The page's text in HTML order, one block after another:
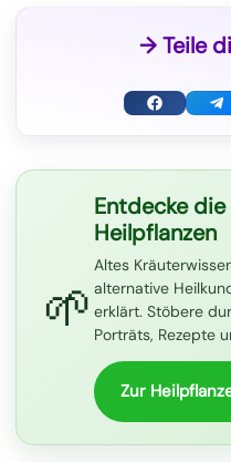
→ Teile
F
e
b
o
o
T
g
a
🌱
Entdecke
Heilpflanzen
Altes
alternative
erklärt. Stöbere
Porträts, Rezepte
Zur